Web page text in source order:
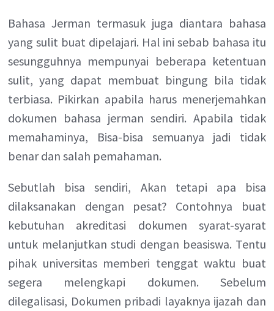
Bahasa Jerman termasuk juga diantara bahasa
yang sulit buat dipelajari. Hal ini sebab bahasa itu
sesungguhnya mempunyai beberapa ketentuan
sulit, yang dapat membuat bingung bila tidak
terbiasa. Pikirkan apabila harus menerjemahkan
dokumen bahasa jerman sendiri. Apabila tidak
memahaminya, Bisa-bisa semuanya jadi tidak
benar dan salah pemahaman.
Sebutlah bisa sendiri, Akan tetapi apa bisa
dilaksanakan dengan pesat? Contohnya buat
kebutuhan akreditasi dokumen syarat-syarat
untuk melanjutkan studi dengan beasiswa. Tentu
pihak universitas memberi tenggat waktu buat
segera melengkapi dokumen. Sebelum
dilegalisasi, Dokumen pribadi layaknya ijazah dan